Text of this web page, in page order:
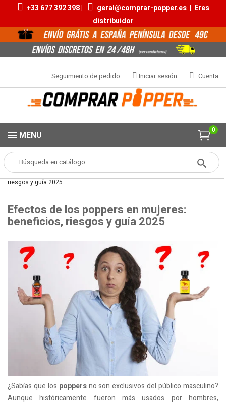
+33 677 392 398 | geral@comprar-popper.es| Eres
distribuidor
Cuenta
Iniciar sesión
Seguimiento de pedido
0
MENU
Popper
Efectos de los poppers en mujeres: beneficios,
riesgos y guía 2025
Efectos de los poppers en mujeres:
beneficios, riesgos y guía 2025
¿Sabías que los poppersno son exclusivos del público masculino?
Aunque históricamente fueron más usados por hombres,